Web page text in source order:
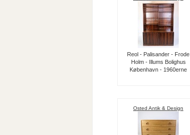
Reol - Palisander - Frode
Holm - Illums Bolighus
København - 1960erne
Osted Antik & Design